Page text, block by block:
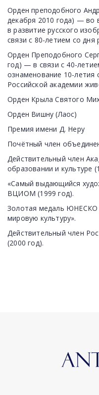
Орден преподобного
декабря 2010 года) — во
в развитие русского
связи с 80-летием со дня
Орден Преподобного
год) — в связи с 40-
ознаменование 10-летия
Российской академии
Орден Крыла Святого
Орден Вишну (Лаос)
Премия имени Д. Неру
Почётный член
Действительный член
образовании и культуре
«Самый выдающийся
ВЦИОМ (1999 год).
Золотая медаль ЮНЕСКО
мировую культуру».
Действительный член
(2000 год).